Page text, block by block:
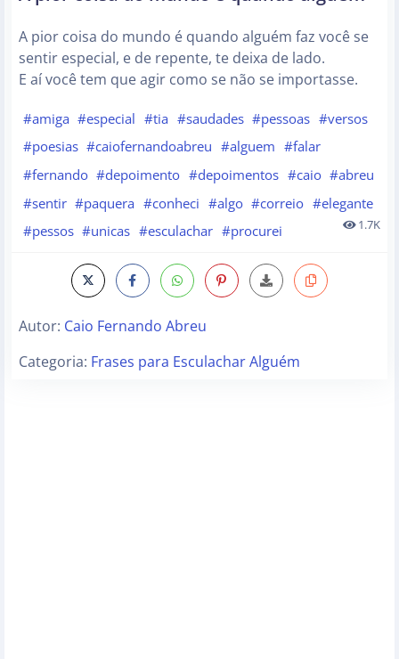
A pior coisa do mundo é quando alguém faz você se
sentir especial, e de repente, te deixa de lado.
E aí você tem que agir como se não se importasse.
#amiga #especial #tia #saudades #pessoas #versos
#poesias #caiofernandoabreu #alguem #falar
#fernando #depoimento #depoimentos #caio #abreu
#sentir #paquera #conheci #algo #correio #elegante
#pessos #unicas #esculachar #procurei 1.7K
Autor: Caio Fernando Abreu
Categoria: Frases para Esculachar Alguém